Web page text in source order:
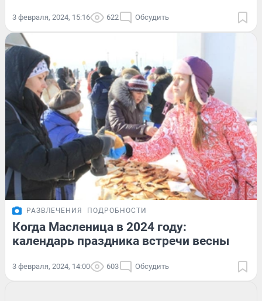
3 февраля, 2024, 15:16 622 Обсудить
РАЗВЛЕЧЕНИЯ ПОДРОБНОСТИ
Когда Масленица в 2024 году:
календарь праздника встречи весны
3 февраля, 2024, 14:00 603 Обсудить